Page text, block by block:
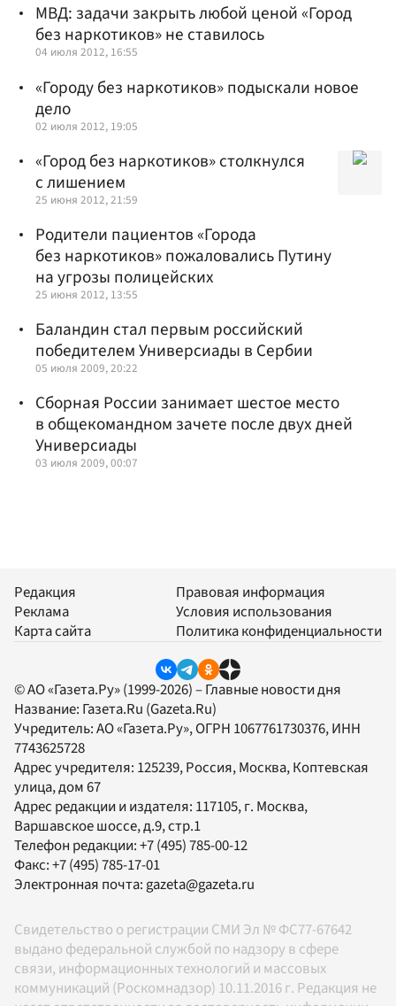
МВД: задачи закрыть любой ценой «Город
без наркотиков» не ставилось
04 июля 2012, 16:55
«Городу без наркотиков» подыскали новое
дело
02 июля 2012, 19:05
«Город без наркотиков» столкнулся
с лишением
25 июня 2012, 21:59
Родители пациентов «Города
без наркотиков» пожаловались Путину
на угрозы полицейских
25 июня 2012, 13:55
Баландин стал первым российский
победителем Универсиады в Сербии
05 июля 2009, 20:22
Сборная России занимает шестое место
в общекомандном зачете после двух дней
Универсиады
03 июля 2009, 00:07
Редакция
Реклама
Карта сайта
Правовая информация
Условия использования
Политика конфиденциальности
© АО «Газета.Ру» (1999-2026) – Главные новости дня
Название: Газета.Ru (Gazeta.Ru)
Учредитель:АО «Газета.Ру», ОГРН 1067761730376, ИНН
7743625728
Адрес учредителя: 125239, Россия, Москва, Коптевская
улица, дом 67
Адрес редакции и издателя: 117105, г. Москва,
Варшавское шоссе, д.9, стр.1
Телефон редакции:+7 (495) 785-00-12
Факс:+7 (495) 785-17-01
Электронная почта:gazeta@gazeta.ru
Свидетельство о регистрации СМИ Эл № ФС77-67642
выдано федеральной службой по надзору в сфере
связи, информационных технологий и массовых
коммуникаций (Роскомнадзор) 10.11.2016 г. Редакция не